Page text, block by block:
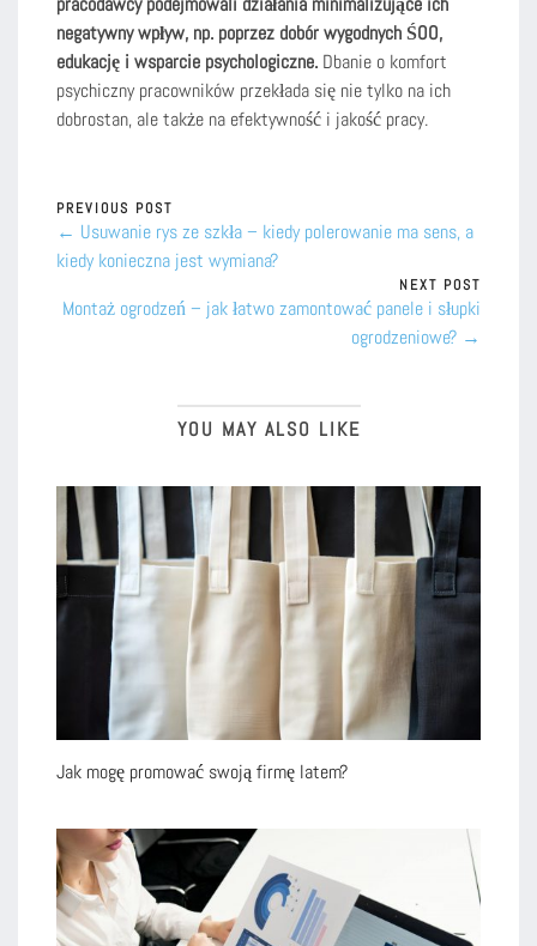
negatywny wpływ, np. poprzez dobór wygodnych ŚOO,
edukację i wsparcie psychologiczne. Dbanie o komfort
psychiczny pracowników przekłada się nie tylko na ich
dobrostan, ale także na efektywność i jakość pracy.
PREVIOUS POST
← Usuwanie rys ze szkła – kiedy polerowanie ma sens, a
kiedy konieczna jest wymiana?
NEXT POST
Montaż ogrodzeń – jak łatwo zamontować panele i słupki
ogrodzeniowe? →
YOU MAY ALSO LIKE
Jak mogę promować swoją firmę latem?